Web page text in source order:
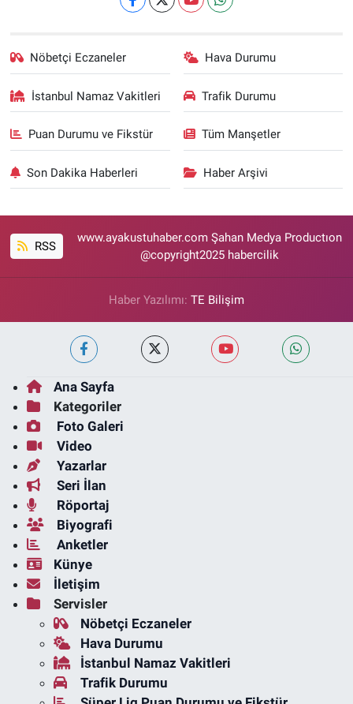
Nöbetçi Eczaneler Hava Durumu
İstanbul Namaz Vakitleri Trafik Durumu
Puan Durumu ve Fikstür Tüm Manşetler
Son Dakika Haberleri Haber Arşivi
RSS
www.ayakustuhaber.com Şahan Medya Productıon
@copyright2025 habercilik
Haber Yazılımı: TE Bilişim
Ana Sayfa
Kategoriler
Foto Galeri
Video
Yazarlar
Seri İlan
Röportaj
Biyografi
Anketler
Künye
İletişim
Servisler
Nöbetçi Eczaneler
Hava Durumu
İstanbul Namaz Vakitleri
Trafik Durumu